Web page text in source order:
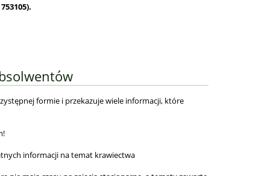
.
formie i przekazuje wiele informacji, które
informacji na temat krawiectwa